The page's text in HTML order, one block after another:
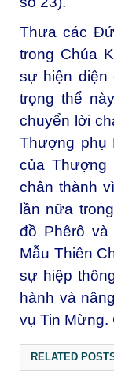
Thưa các
trong Chúa
sự hiện diện
trọng thể
chuyển lời
Thượng phụ
của Thượng
chân thành
lần nữa
đồ Phêrô và
Mẫu Thiên
sự hiệp
hành và
vụ Tin Mừng.
RELATED